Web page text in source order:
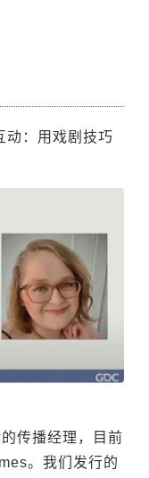
动：用戏剧技巧
传播经理，目前
。我们发行的